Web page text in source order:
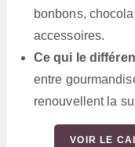
bonbons,
accessoires.
Ce qui le
entre
renouvellent la
VOIR LE